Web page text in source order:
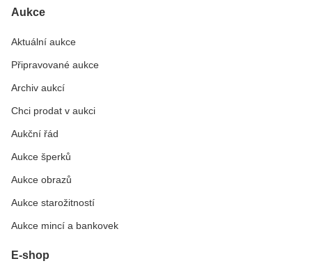
Aukce
Aktuální aukce
Připravované aukce
Archiv aukcí
Chci prodat v aukci
Aukční řád
Aukce šperků
Aukce obrazů
Aukce starožitností
Aukce mincí a bankovek
E-shop